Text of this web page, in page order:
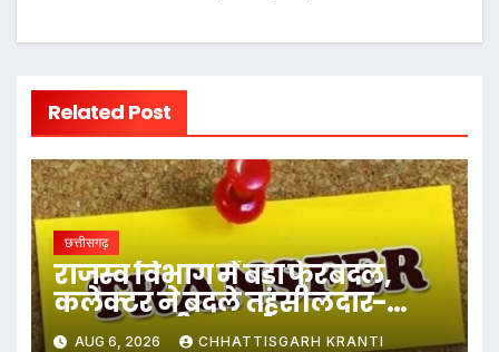
Related Post
छत्तीसगढ़
राजस्व विभाग में बड़ा फेरबदल,
कलेक्टर ने बदले तहसीलदार-
नायब तहसीलदार के प्रभार
AUG 6, 2026 CHHATTISGARH KRANTI